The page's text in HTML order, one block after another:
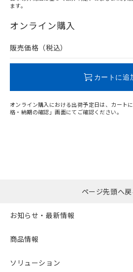
在庫等で未対応品が混在する可能性
問い合わせください。
ます。
オンライン購入
販売価格（税込）
カートに追
オンライン購入における出荷予定日は、カート
格・納期の確認」画面にてご確認ください。
ページ先頭へ戻
お知らせ・最新情報
商品情報
ソリューション